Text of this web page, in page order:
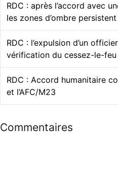
RDC : après l’accord avec
les zones d’ombre persistent
RDC : l’expulsion d’un
vérification du cessez-le-feu
RDC : Accord humanitaire
et l’AFC/M23
Commentaires